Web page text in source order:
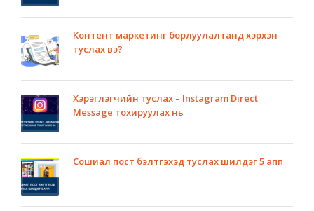
Контент маркетинг борлуулалтанд хэрхэн
туслах вэ?
Хэрэглэгчийн туслах – Instagram Direct
Message тохируулах нь
Сошиал пост бэлтгэхэд туслах шилдэг 5 апп